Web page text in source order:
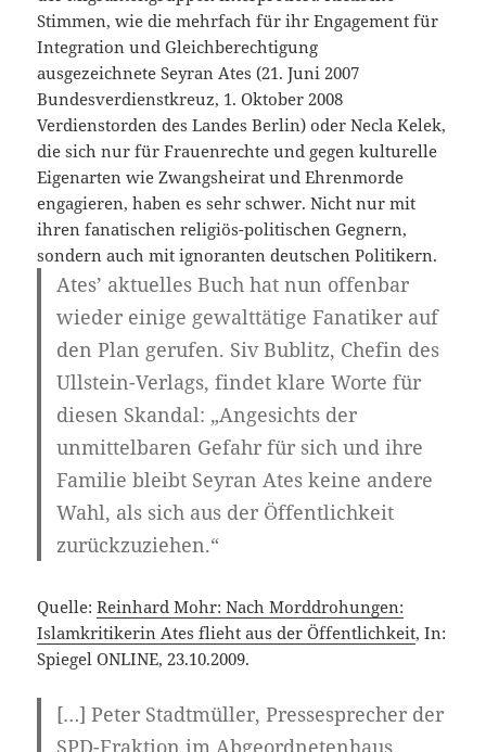
Stimmen, wie die mehrfach für ihr Engagementfür
Integration und Gleichberechtigung
ausgezeichneteSeyran Ates (21. Juni 2007
Bundesverdienstkreuz, 1. Oktober 2008
Verdienstorden des Landes Berlin) oder Necla Kelek,
die sich nur für Frauenrechte und gegen kulturelle
Eigenarten wie Zwangsheirat und Ehrenmorde
engagieren, haben es sehr schwer. Nicht nur mit
ihren fanatischen religiös-politischen Gegnern,
sondern auch mit ignoranten deutschen Politikern.
Ates’ aktuelles Buch hat nun offenbar
wieder einige gewalttätige Fanatiker auf
den Plan gerufen. Siv Bublitz, Chefin des
Ullstein-Verlags, findet klare Worte für
diesen Skandal: „Angesichts der
unmittelbaren Gefahr für sich und ihre
Familie bleibt Seyran Ates keine andere
Wahl, als sich aus der Öffentlichkeit
zurückzuziehen.“
Quelle:Reinhard Mohr: Nach Morddrohungen:
Islamkritikerin Ates flieht aus der Öffentlichkeit, In:
Spiegel ONLINE, 23.10.2009.
[…] Peter Stadtmüller, Pressesprecher der